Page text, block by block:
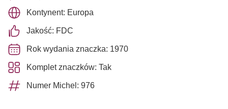
Kontynent: Europa
Jakość: FDC
Rok wydania znaczka: 1970
Komplet znaczków: Tak
Numer Michel: 976